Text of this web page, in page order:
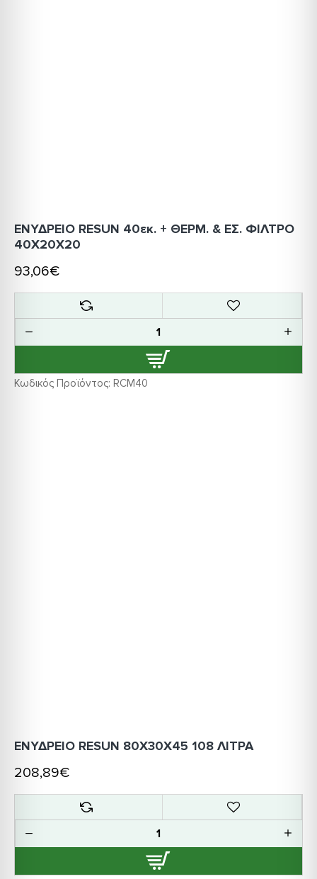
Κωδικός Προϊόντος: RCM40
ΕΝΥΔΡΕΙΟ RESUN 40εκ. + ΘΕΡΜ. & ΕΣ. ΦΙΛΤΡΟ
40X20X20
93,06€
ΕΝΥΔΡΕΙΟ RESUN 80X30X45 108 ΛΙΤΡΑ
208,89€